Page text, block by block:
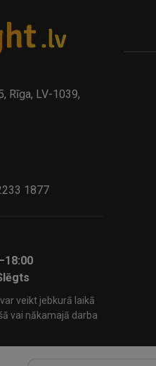
Rīga, LV-1039,
1877
veikt jebkurā laikā
vai nākamajā darba